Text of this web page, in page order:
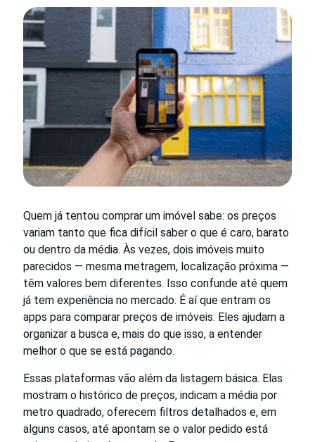
Quem já tentou comprar um imóvel sabe: os preços
variam tanto que fica difícil saber o que é caro, barato
ou dentro da média. Às vezes, dois imóveis muito
parecidos — mesma metragem, localização próxima —
têm valores bem diferentes. Isso confunde até quem
já tem experiência no mercado. É aí que entram os
apps para comparar preços de imóveis. Eles ajudam a
organizar a busca e, mais do que isso, a entender
melhor o que se está pagando.
Essas plataformas vão além da listagem básica. Elas
mostram o histórico de preços, indicam a média por
metro quadrado, oferecem filtros detalhados e, em
alguns casos, até apontam se o valor pedido está